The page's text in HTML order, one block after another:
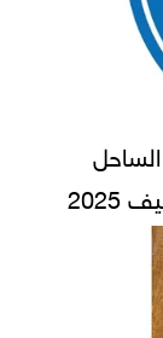
في الساحل